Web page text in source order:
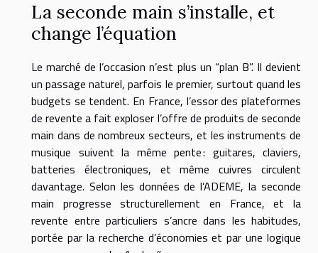
La seconde main s’installe, et
change l’équation
Le marché de l’occasion n’est plus un “plan B”. Il devient
un passage naturel, parfois le premier, surtout quand les
budgets se tendent. En France, l’essor des plateformes
de revente a fait exploser l’offre de produits de seconde
main dans de nombreux secteurs, et les instruments de
musique suivent la même pente : guitares, claviers,
batteries électroniques, et même cuivres circulent
davantage. Selon les données de l’ADEME, la seconde
main progresse structurellement en France, et la
revente entre particuliers s’ancre dans les habitudes,
portée par la recherche d’économies et par une logique